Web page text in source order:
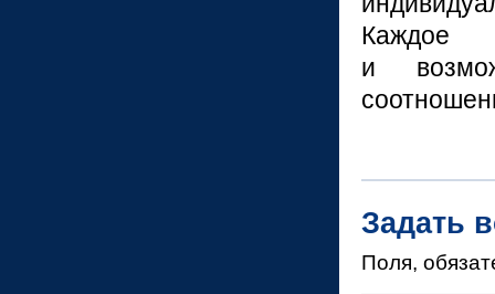
Каждое
и
Задать
Поля,